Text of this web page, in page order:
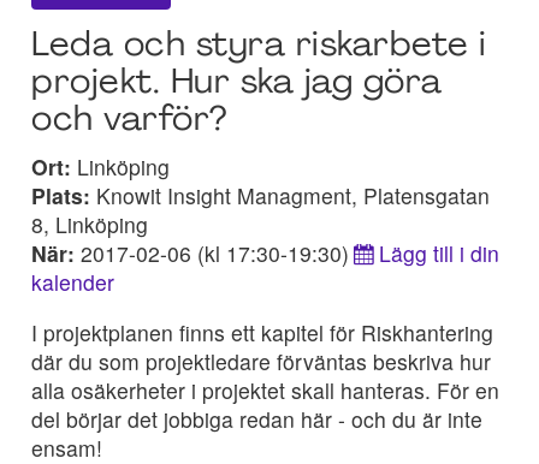
Leda och styra riskarbete i
projekt. Hur ska jag göra
och varför?
Ort: Linköping
Plats: Knowit Insight Managment, Platensgatan
8, Linköping
När: 2017-02-06 (kl 17:30-19:30)
Lägg till i din
kalender
I projektplanen finns ett kapitel för Riskhantering
där du som projektledare förväntas beskriva hur
alla osäkerheter i projektet skall hanteras. För en
del börjar det jobbiga redan här - och du är inte
ensam!